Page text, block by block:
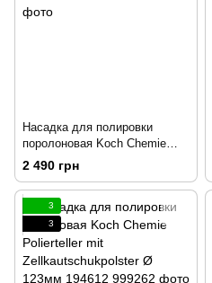
Насадка для полировки
поролоновая Koch Chemie
Schaumpolster extra weiches Ø
147мм 194613
2 490 грн
3
3